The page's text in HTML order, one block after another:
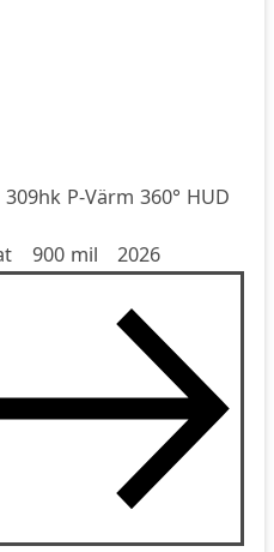
P-Värm 360° HUD
900 mil 2026